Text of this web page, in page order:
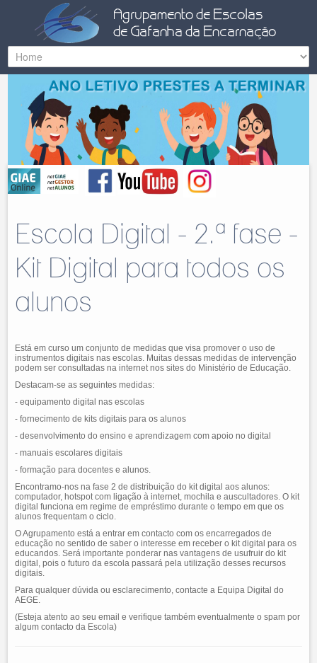
Escola Digital - 2.ª fase -
Kit Digital para todos os
alunos
Está em curso um conjunto de medidas que visa promover o uso de
instrumentos digitais nas escolas. Muitas dessas medidas de intervenção
podem ser consultadas na internet nos sites do Ministério de Educação.
Destacam-se as seguintes medidas:
- equipamento digital nas escolas
- fornecimento de kits digitais para os alunos
- desenvolvimento do ensino e aprendizagem com apoio no digital
- manuais escolares digitais
- formação para docentes e alunos.
Encontramo-nos na fase 2 de distribuição do kit digital aos alunos:
computador, hotspot com ligação à internet, mochila e auscultadores. O kit
digital funciona em regime de empréstimo durante o tempo em que os
alunos frequentam o ciclo.
O Agrupamento está a entrar em contacto com os encarregados de
educação no sentido de saber o interesse em receber o kit digital para os
educandos. Será importante ponderar nas vantagens de usufruir do kit
digital, pois o futuro da escola passará pela utilização desses recursos
digitais.
Para qualquer dúvida ou esclarecimento, contacte a Equipa Digital do
AEGE.
(Esteja atento ao seu email e verifique também eventualmente o spam por
algum contacto da Escola)